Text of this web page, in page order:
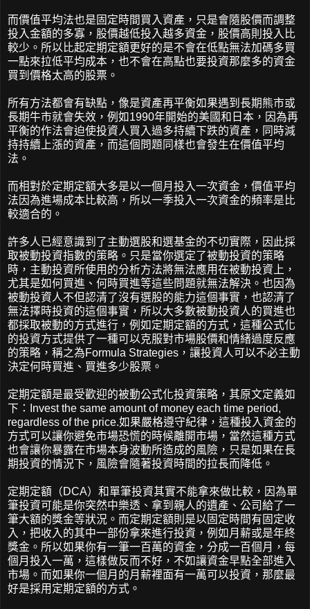
而價值平均法也是固定時間買入資產，只是會隨股價而調整
投入金額的多寡，股價越低投入越多資金，股價高則投入比
較少。所以比起定期定額更好的是不會在低點無法加碼多買
一點來拉低平均成本，也不會在高點也要投資那麼多的資金
買到價格太高的股票。
所有方法都會有缺點，像是資產再平衡如果遇到長期熊市或
長期牛市就會失效，例如1990年開始的美國和日本，因為再
平衡的作法會迫使投資人買入過多持續下跌的資產，同時減
持持續上漲的資產，而這個問題同樣也會發生在價值平均
法。
而相對於定期定額大多是以一個月投入一次資金，價值平均
法因為進場成本比較高，所以一季投入一次資金的頻率是比
較適合的。
許多人已經意識到了主動選股和選基金的不切實際，因此採
取被動投資指數的策略。只是當你選定了被動投資的策略
時，主動投資所使用的分析方法將無法應用在被動投資上，
尤其是如何買進、何時買進等這些問題就無法解決。也因為
被動投資人不但認清了沒有選股的能力這個事實，也認清了
無法擇時投資的這個事實，所以大多數被動投資人的買進也
都採取被動的方式進行，例如定期定額的方式，這種公式化
的投資方式提供了一種可以克服對市場股價和情緒過度反應
的策略，稱之為Formula Strategies，讓投資人可以不必主動
決定何時買進、買進多少股票。
定期定額是最受歡迎的被動公式化投資策略，其原文定義如
下：Invest the same amount of money each time period,
regardless of the price.如果嚴格遵守紀律，這種投入資金的
方式可以讓你避免市場恐慌的時候離開市場，當然這種方式
也會讓你暴露在市場本身波動所造成的風險，只是如果在長
期投資的情況下，風險會隨著投資時間的拉長而降低。
定期定額（DCA）和單筆投資其實不能拿來做比較，因為單
筆投資可能是你突然中樂透、拿到親人的遺產、公司給了一
筆大額的獎金等狀況。而定期定額則是以固定時間有固定收
入，把收入的其中一部份拿來進行投資，例如月薪或是年終
獎金。所以如果你有一筆一百萬的資金，分成一百個月，每
個月投入一萬，這樣做反而不好，不如讓資金早點全部進入
市場。而如果你一個月的月薪裡面有一萬可以投資，那麼最
好是採用定期定額的方式。